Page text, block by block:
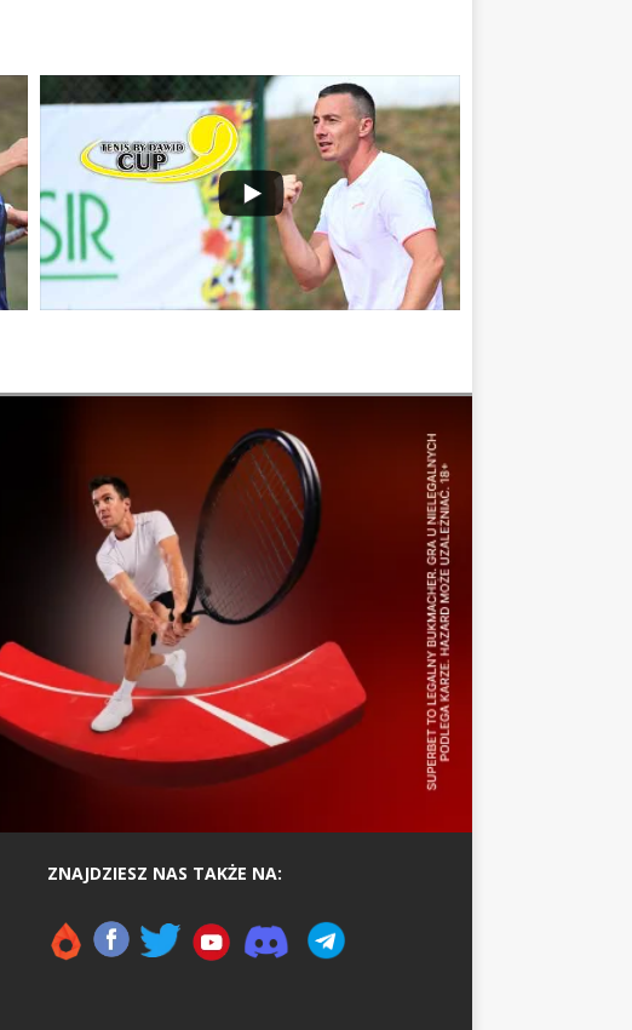
ZNAJDZIESZ NAS TAKŻE NA: